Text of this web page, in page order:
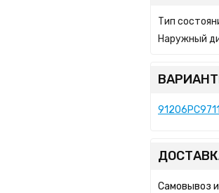
Тип
Наружный
Самовывоз